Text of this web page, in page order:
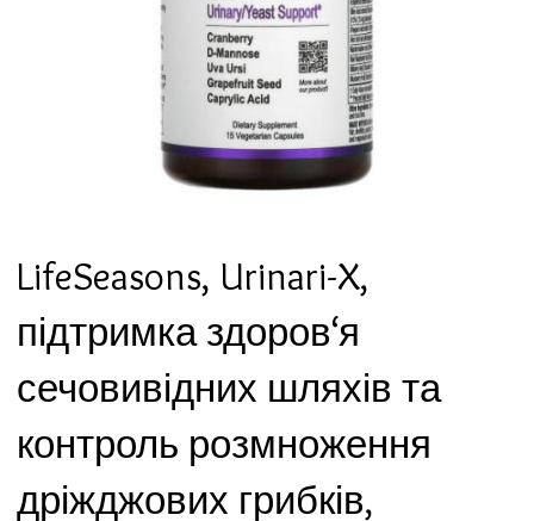
LifeSeasons, Urinari-X,
підтримка здоров‘я
сечовивідних шляхів та
контроль розмноження
дріжджових грибків,